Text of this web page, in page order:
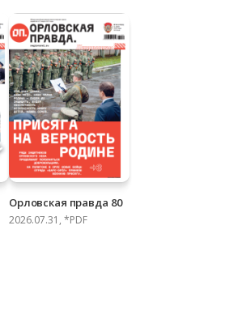
Орловская правда 80
2026.07.31, *PDF